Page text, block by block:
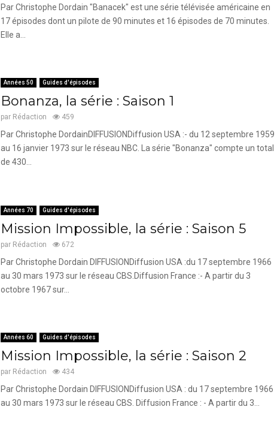
Par Christophe Dordain "Banacek" est une série télévisée américaine en
17 épisodes dont un pilote de 90 minutes et 16 épisodes de 70 minutes.
Elle a...
Années 50 Guides d'épisodes
Bonanza, la série : Saison 1
par Rédaction 459
Par Christophe DordainDIFFUSIONDiffusion USA :- du 12 septembre 1959
au 16 janvier 1973 sur le réseau NBC. La série "Bonanza" compte un total
de 430...
Années 70 Guides d'épisodes
Mission Impossible, la série : Saison 5
par Rédaction 672
Par Christophe Dordain DIFFUSIONDiffusion USA :du 17 septembre 1966
au 30 mars 1973 sur le réseau CBS.Diffusion France :- A partir du 3
octobre 1967 sur...
Années 60 Guides d'épisodes
Mission Impossible, la série : Saison 2
par Rédaction 434
Par Christophe Dordain DIFFUSIONDiffusion USA : du 17 septembre 1966
au 30 mars 1973 sur le réseau CBS. Diffusion France : - A partir du 3...